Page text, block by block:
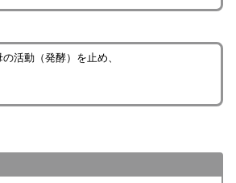
活動（発酵）を止め、